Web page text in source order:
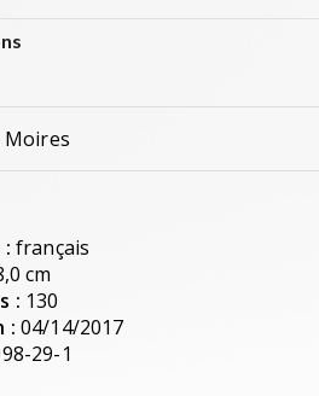
Moires
français
cm
: 130
: 04/14/2017
29-1